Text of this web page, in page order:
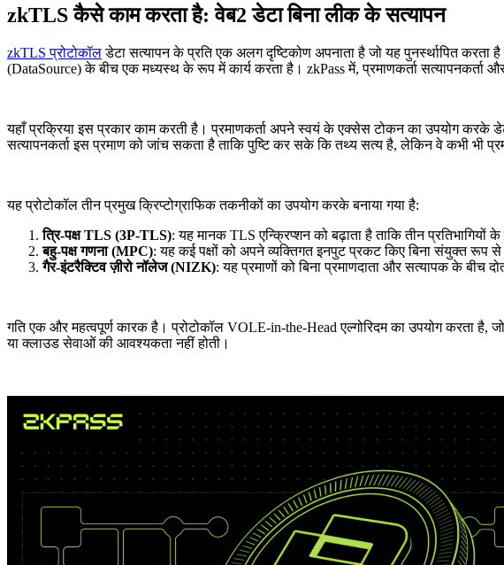
zkTLS कैसे काम करता है: वेब2 डेटा बिना लीक के सत्यापन
zkTLS प्रोटोकॉलडेटा सत्यापन के प्रति एक अलग दृष्टिकोण अपनाता है जो यह पुनर्स्थापित करता
(DataSource) के बीच एक मध्यस्थ के रूप में कार्य करता है। zkPass में, प्रमाणकर्ता सत्यापनकर्ता
यहाँ प्रक्रिया इस प्रकार काम करती है। प्रमाणकर्ता अपने स्वयं के एक्सेस टोकन का उपयोग
सत्यापनकर्ता इस प्रमाण को जांच सकता है ताकि पुष्टि कर सके कि तथ्य सत्य है, लेकिन वे कभी भी
यह प्रोटोकॉल तीन प्रमुख क्रिप्टोग्राफिक तकनीकों का उपयोग करके बनाया गया है:
त्रि-पक्ष TLS (3P-TLS): यह मानक TLS एन्क्रिप्शन को बढ़ाता है ताकि तीन प्रतिभागियों
बहु-पक्ष गणना (MPC): यह कई पक्षों को अपने व्यक्तिगत इनपुट प्रकट किए बिना संयुक्त रूप
गैर-इंटरैक्टिव ज़ीरो नॉलेज (NIZK): यह प्रमाणों को बिना प्रमाणदाता और सत्यापक के बीच
गति एक और महत्वपूर्ण कारक है। प्रोटोकॉल VOLE-in-the-Head एल्गोरिदम का उपयोग करता है,
या क्लाउड सेवाओं की आवश्यकता नहीं होती।